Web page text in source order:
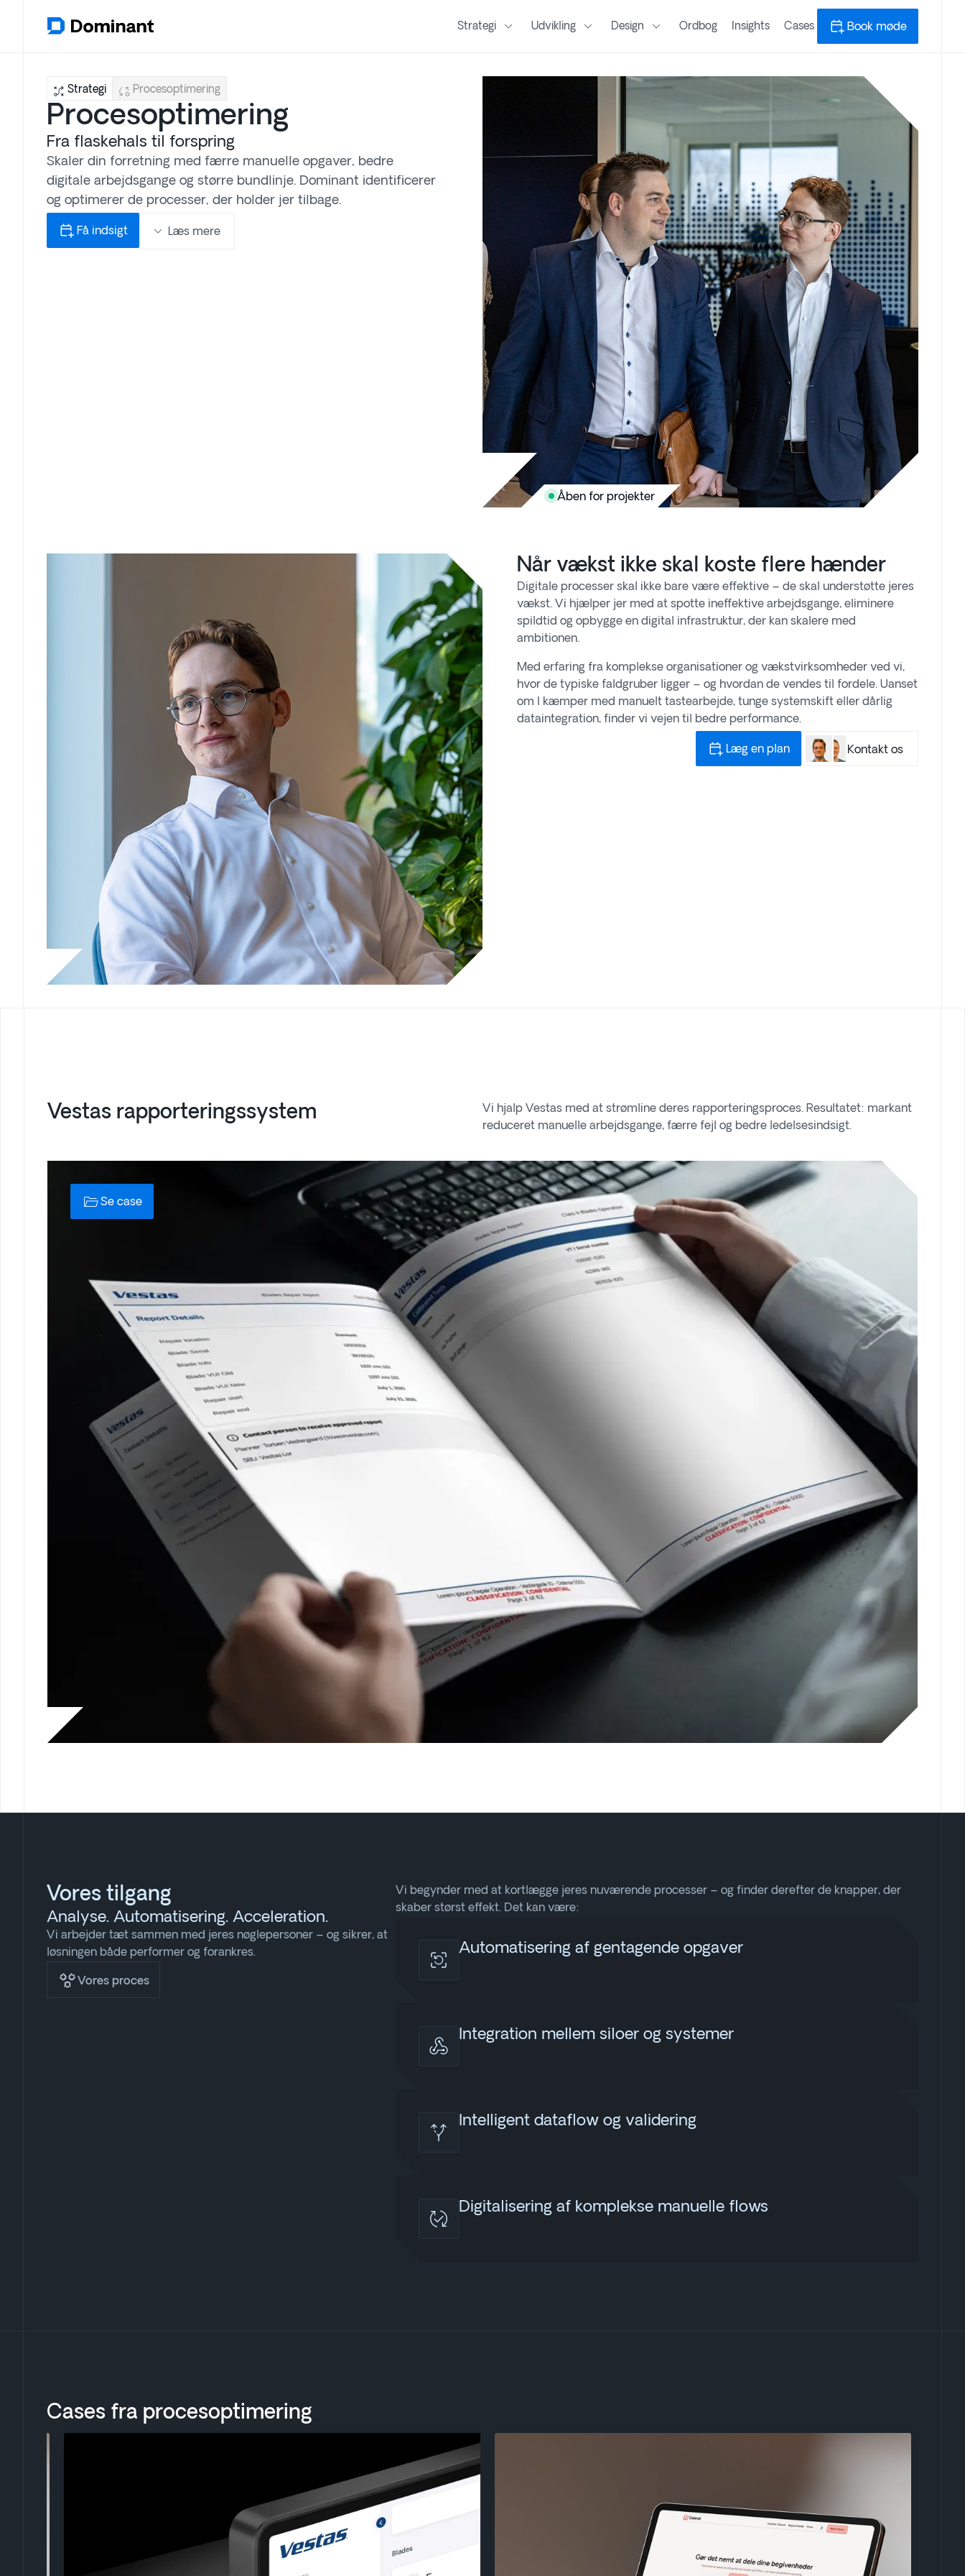
Strategi Udvikling Design Ordbog Insights Cases Book møde
Strategi Procesoptimering
Procesoptimering
Fra flaskehals til forspring
Skaler din forretning med færre manuelle opgaver, bedre
digitale arbejdsgange og større bundlinje. Dominant identificerer
og optimerer de processer, der holder jer tilbage.
Få indsigt Læs mere
Åben for projekter
Når vækst ikke skal koste flere hænder
Digitale processer skal ikke bare være effektive – de skal understøtte jeres
vækst. Vi hjælper jer med at spotte ineffektive arbejdsgange, eliminere
spildtid og opbygge en digital infrastruktur, der kan skalere med
ambitionen.
Med erfaring fra komplekse organisationer og vækstvirksomheder ved vi,
hvor de typiske faldgruber ligger – og hvordan de vendes til fordele. Uanset
om I kæmper med manuelt tastearbejde, tunge systemskift eller dårlig
dataintegration, finder vi vejen til bedre performance.
Kontakt os
Læg en plan
Vestas rapporteringssystem
Vi hjalp Vestas med at strømline deres rapporteringsproces. Resultatet: markant
reduceret manuelle arbejdsgange, færre fejl og bedre ledelsesindsigt.
Se case
Vi begynder med at kortlægge jeres nuværende processer – og finder derefter de knapper, der
skaber størst effekt. Det kan være:
Automatisering af gentagende opgaver
Integration mellem siloer og systemer
Intelligent dataflow og validering
Digitalisering af komplekse manuelle flows
Vores tilgang
Analyse. Automatisering. Acceleration.
Vi arbejder tæt sammen med jeres nøglepersoner – og sikrer, at
løsningen både performer og forankres.
Vores proces
Cases fra procesoptimering